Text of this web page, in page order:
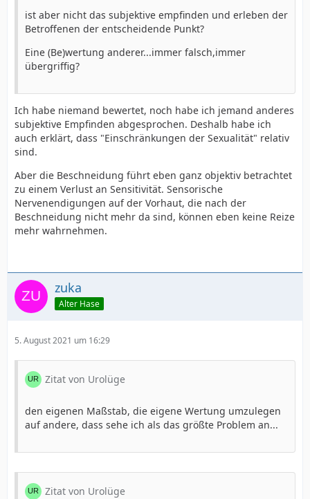
ist aber nicht das subjektive empfinden und erleben der
Betroffenen der entscheidende Punkt?
Eine (Be)wertung anderer...immer falsch,immer
übergriffig?
Ich habe niemand bewertet, noch habe ich jemand anderes
subjektive Empfinden abgesprochen. Deshalb habe ich
auch erklärt, dass "Einschränkungen der Sexualität" relativ
sind.
Aber die Beschneidung führt eben ganz objektiv betrachtet
zu einem Verlust an Sensitivität. Sensorische
Nervenendigungen auf der Vorhaut, die nach der
Beschneidung nicht mehr da sind, können eben keine Reize
mehr wahrnehmen.
zuka
Alter Hase
5. August 2021 um 16:29
Zitat von Urolüge
den eigenen Maßstab, die eigene Wertung umzulegen
auf andere, dass sehe ich als das größte Problem an...
Zitat von Urolüge